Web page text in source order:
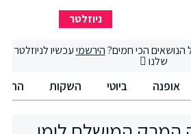
ניוזלטר
הכי חמים?הירשמיעכשיו לניוזלטר
שלנו
אופנה ביוטי השקות החיים